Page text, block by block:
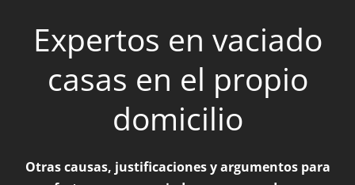
Expertos en vaciado
casas en el propio
domicilio
Otras causas, justificaciones y argumentos para